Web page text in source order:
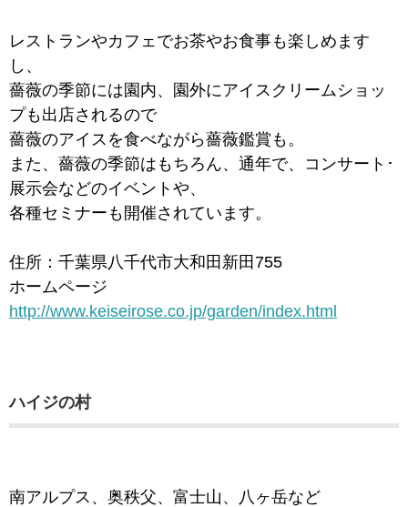
レストランやカフェでお茶やお食事も楽しめます
し、
薔薇の季節には園内、園外にアイスクリームショッ
プも出店されるので
薔薇のアイスを食べながら薔薇鑑賞も。
また、薔薇の季節はもちろん、通年で、コンサート･
展示会などのイベントや、
各種セミナーも開催されています。
住所：千葉県八千代市大和田新田755
ホームページ
http://www.keiseirose.co.jp/garden/index.html
ハイジの村
南アルプス、奥秩父、富士山、八ヶ岳など